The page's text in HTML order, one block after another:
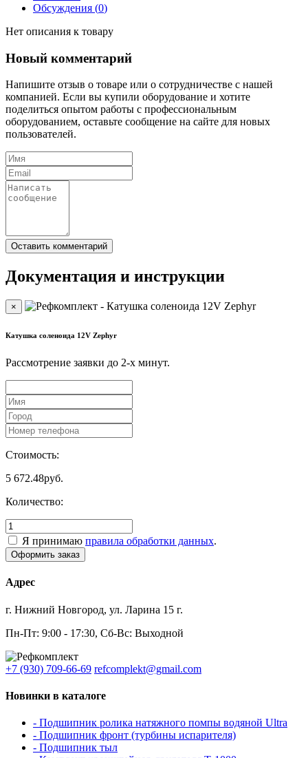
Обсуждения (0)
Нет описания к товару
Новый комментарий
Напишите отзыв о товаре или о сотрудничестве с нашей
компанией. Если вы купили оборудование и хотите
поделиться опытом работы с профессиональным
оборудованием, оставьте сообщение на сайте для новых
пользователей.
Документация и инструкции
×
Катушка соленоида 12V Zephyr
Рассмотрение заявки до 2-x минут.
Стоимость:
5 672.48руб.
Количество:
Я принимаю правила обработки данных.
Адрес
г. Нижний Новгород, ул. Ларина 15 г.
Пн-Пт: 9:00 - 17:30, Сб-Вс: Выходной
+7 (930) 709-66-69 refcomplekt@gmail.com
Новинки в каталоге
- Подшипник ролика натяжного помпы водяной Ultra
- Подшипник фронт (турбины испарителя)
- Подшипник тыл